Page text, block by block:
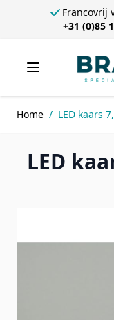
Francovrij
+31 (0)85
Ga direct door naar
Home / LED kaars
LED